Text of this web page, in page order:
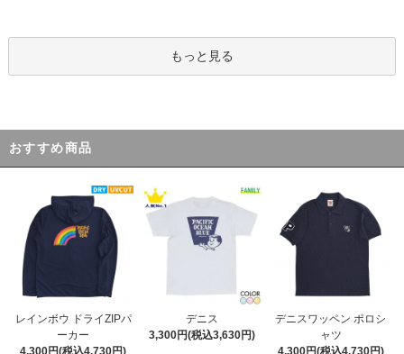
もっと見る
おすすめ商品
レインボウ ドライZIPパ
ーカー
デニス
3,300円(税込3,630円)
デニスワッペン ポロシ
ャツ